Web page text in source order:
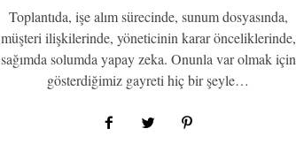
Toplantıda, işe alım sürecinde, sunum dosyasında,
müşteri ilişkilerinde, yöneticinin karar önceliklerinde,
sağımda solumda yapay zeka. Onunla var olmak için
gösterdiğimiz gayreti hiç bir şeyle…